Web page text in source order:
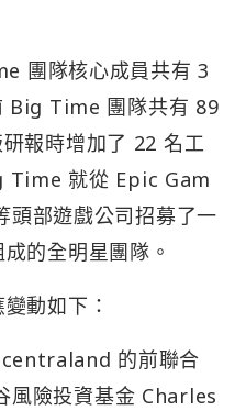
團隊核心成員共有 3
Big Time 團隊共有 89
報時增加了 22 名工
Time 就從 Epic Gam
部遊戲公司招募了一
的全明星團隊。
動如下：
的前聯合
風險投資基金 Charles